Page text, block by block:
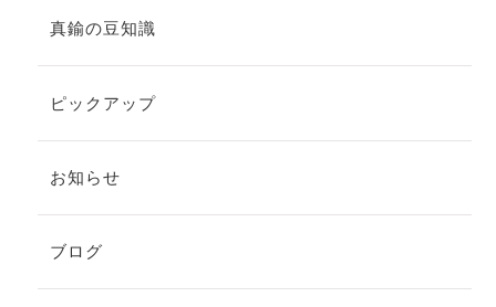
真鍮の豆知識
ピックアップ
お知らせ
ブログ